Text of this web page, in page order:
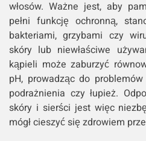
włosów. Ważne jest, aby
pełni funkcję ochronną,
bakteriami, grzybami czy
skóry lub niewłaściwe
kąpieli może zaburzyć
pH, prowadząc do
podrażnienia czy łupież.
skóry i sierści jest więc
mógł cieszyć się zdrowiem